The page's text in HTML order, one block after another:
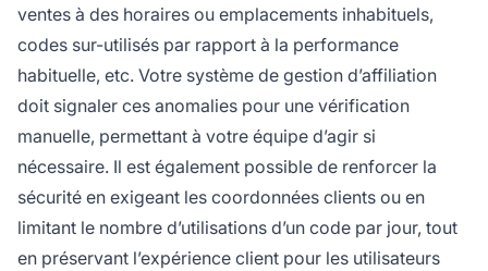
ventes à des horaires ou emplacements inhabituels,
codes sur-utilisés par rapport à la performance
habituelle, etc. Votre système de gestion d’affiliation
doit signaler ces anomalies pour une vérification
manuelle, permettant à votre équipe d’agir si
nécessaire. Il est également possible de renforcer la
sécurité en exigeant les coordonnées clients ou en
limitant le nombre d’utilisations d’un code par jour, tout
en préservant l’expérience client pour les utilisateurs